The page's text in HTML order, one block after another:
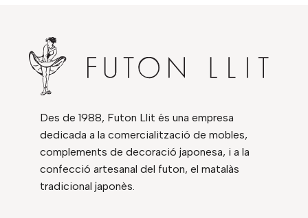
Des de 1988, Futon Llit és una empresa
dedicada a la comercialització de mobles,
complements de decoració japonesa, i a la
confecció artesanal del futon, el matalàs
tradicional japonès.